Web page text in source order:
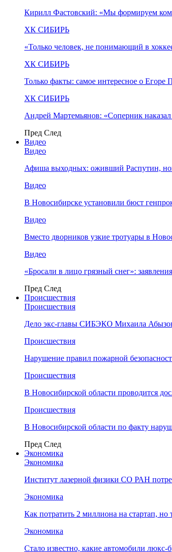
Кирилл Фастовский: «Мы формируем
ХК СИБИРЬ
«Только человек, не понимающий в
ХК СИБИРЬ
Только факты: самое интересное о Егоре
ХК СИБИРЬ
Андрей Мартемьянов: «Соперник
Пред След
Видео
Видео
Афиша выходных: оживший Распутин,
Видео
В Новосибирске установили бюст
Видео
Вместо дворников узкие тротуары в
Видео
«Бросали в лицо грязный снег»:
Пред След
Происшествия
Происшествия
Дело экс-главы СИБЭКО Михаила
Происшествия
Нарушение правил пожарной
Происшествия
В Новосибирской области проводится
Происшествия
В Новосибирской области по факту
Пред След
Экономика
Экономика
Институт лазерной физики СО РАН
Экономика
Как потратить 2 миллиона на стартап,
Экономика
Стало известно, какие автомобили